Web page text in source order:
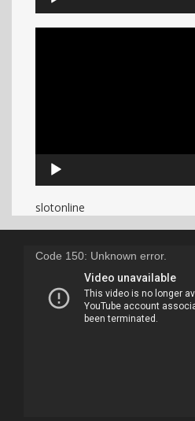
slotonline
Code 150: Unknown error.